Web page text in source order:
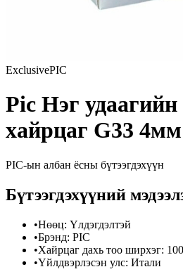
ExclusivePIC
Pic Нэг удаагийн
хайрцаг G33
PIC-ын албан ёсны бүтээгдэхүүн
Бүтээгдэхүүний
•Нөөц: Үлдэгдэлтэй
•Брэнд: PIC
•Хайрцаг дахь тоо ширхэг: 100
•Үйлдвэрлэсэн улс: Итали